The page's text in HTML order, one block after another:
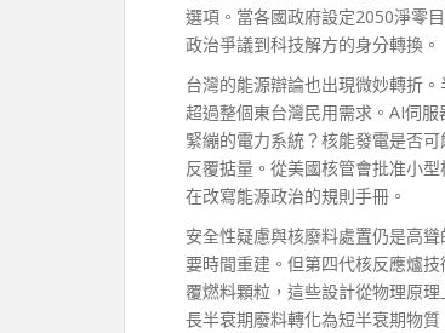
選項。當各國政府設定2050淨零
政治爭議到科技解方的身分轉換。
台灣的能源辯論也出現微妙轉折
超過整個東台灣民用需求。AI伺
緊繃的電力系統？核能發電是否
反覆掂量。從美國核管會批准小
在改寫能源政治的規則手冊。
安全性疑慮與核廢料處置仍是高
要時間重建。但第四代核反應爐
覆燃料顆粒，這些設計從物理原
長半衰期廢料轉化為短半衰期物